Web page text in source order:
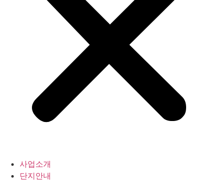
사업소개
단지안내